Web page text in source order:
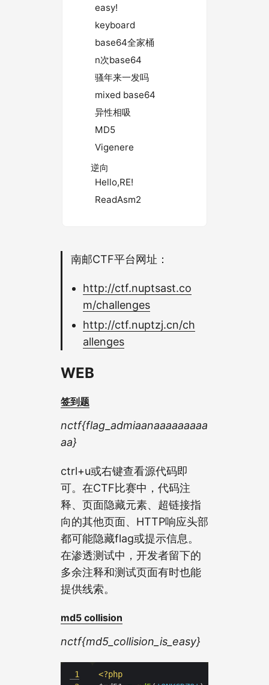
easy!
keyboard
base64全家桶
n次base64
骚年来一发吗
mixed base64
异性相吸
MD5
Vigenere
逆向
Hello,RE!
ReadAsm2
南邮CTF平台网址：
http://ctf.nuptsast.co
m/challenges
http://ctf.nuptzj.cn/ch
allenges
WEB
签到题
nctf{flag_admiaanaaaaaaaaa
aa}
ctrl+u或右键查看源代码即
可。在CTF比赛中，代码注
释、页面隐藏元素、超链接指
向的其他页面、HTTP响应头部
都可能隐藏flag或提示信息。
在渗透测试中，开发者留下的
多余注释和测试页面有时也能
提供线索。
md5 collision
nctf{md5_collision_is_easy}
1
<?php